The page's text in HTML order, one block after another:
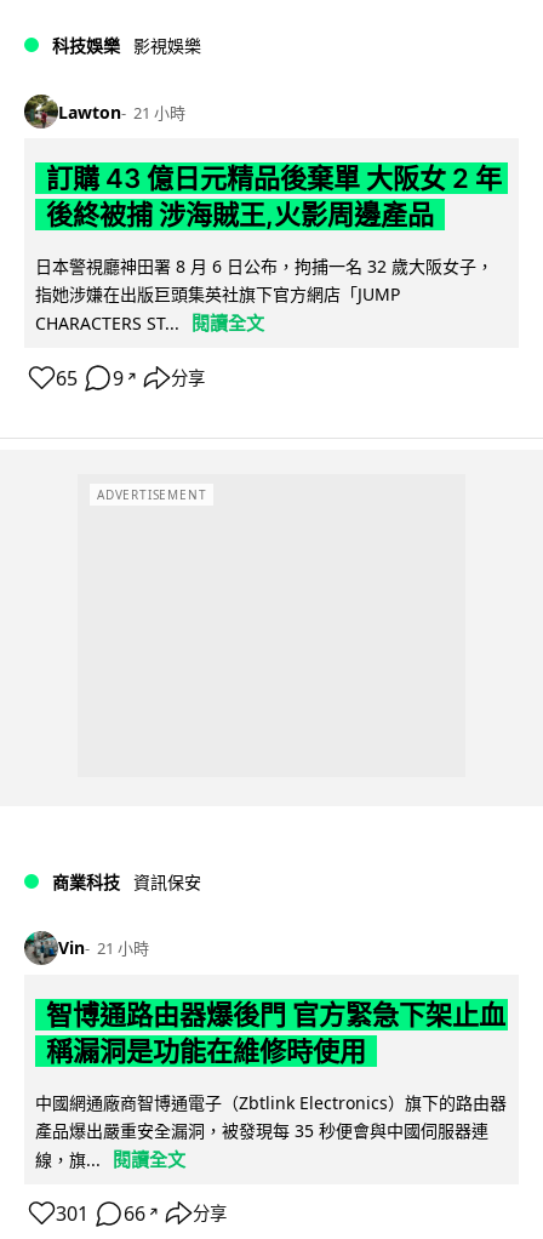
科技娛樂 影視娛樂
Lawton 21 小時
訂購 43 億日元精品後棄單 大阪女 2 年
後終被捕 涉海賊王,火影周邊產品
日本警視廳神田署 8 月 6 日公布，拘捕一名 32 歲大阪女子，
指她涉嫌在出版巨頭集英社旗下官方網店「JUMP
CHARACTERS ST...
閱讀全文
65 9 ↗ 分享
ADVERTISEMENT
商業科技 資訊保安
Vin 21 小時
智博通路由器爆後門 官方緊急下架止血
稱漏洞是功能在維修時使用
中國網通廠商智博通電子（Zbtlink Electronics）旗下的路由器
產品爆出嚴重安全漏洞，被發現每 35 秒便會與中國伺服器連
線，旗...
閱讀全文
301 66 ↗ 分享